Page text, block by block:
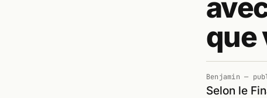
que
Benjamin —
Selon le